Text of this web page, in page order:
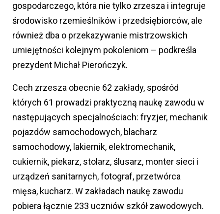
gospodarczego, która nie tylko zrzesza i integruje
środowisko rzemieślników i przedsiębiorców, ale
również dba o przekazywanie mistrzowskich
umiejętności kolejnym pokoleniom – podkreśla
prezydent Michał Pierończyk.
Cech zrzesza obecnie 62 zakłady, spośród
których 61 prowadzi praktyczną naukę zawodu w
następujących specjalnościach: fryzjer, mechanik
pojazdów samochodowych, blacharz
samochodowy, lakiernik, elektromechanik,
cukiernik, piekarz, stolarz, ślusarz, monter sieci i
urządzeń sanitarnych, fotograf, przetwórca
mięsa, kucharz. W zakładach naukę zawodu
pobiera łącznie 233 uczniów szkół zawodowych.